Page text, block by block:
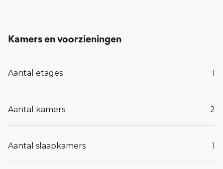
Kamers en voorzieningen
Aantal etages 1
Aantal kamers 2
Aantal slaapkamers 1